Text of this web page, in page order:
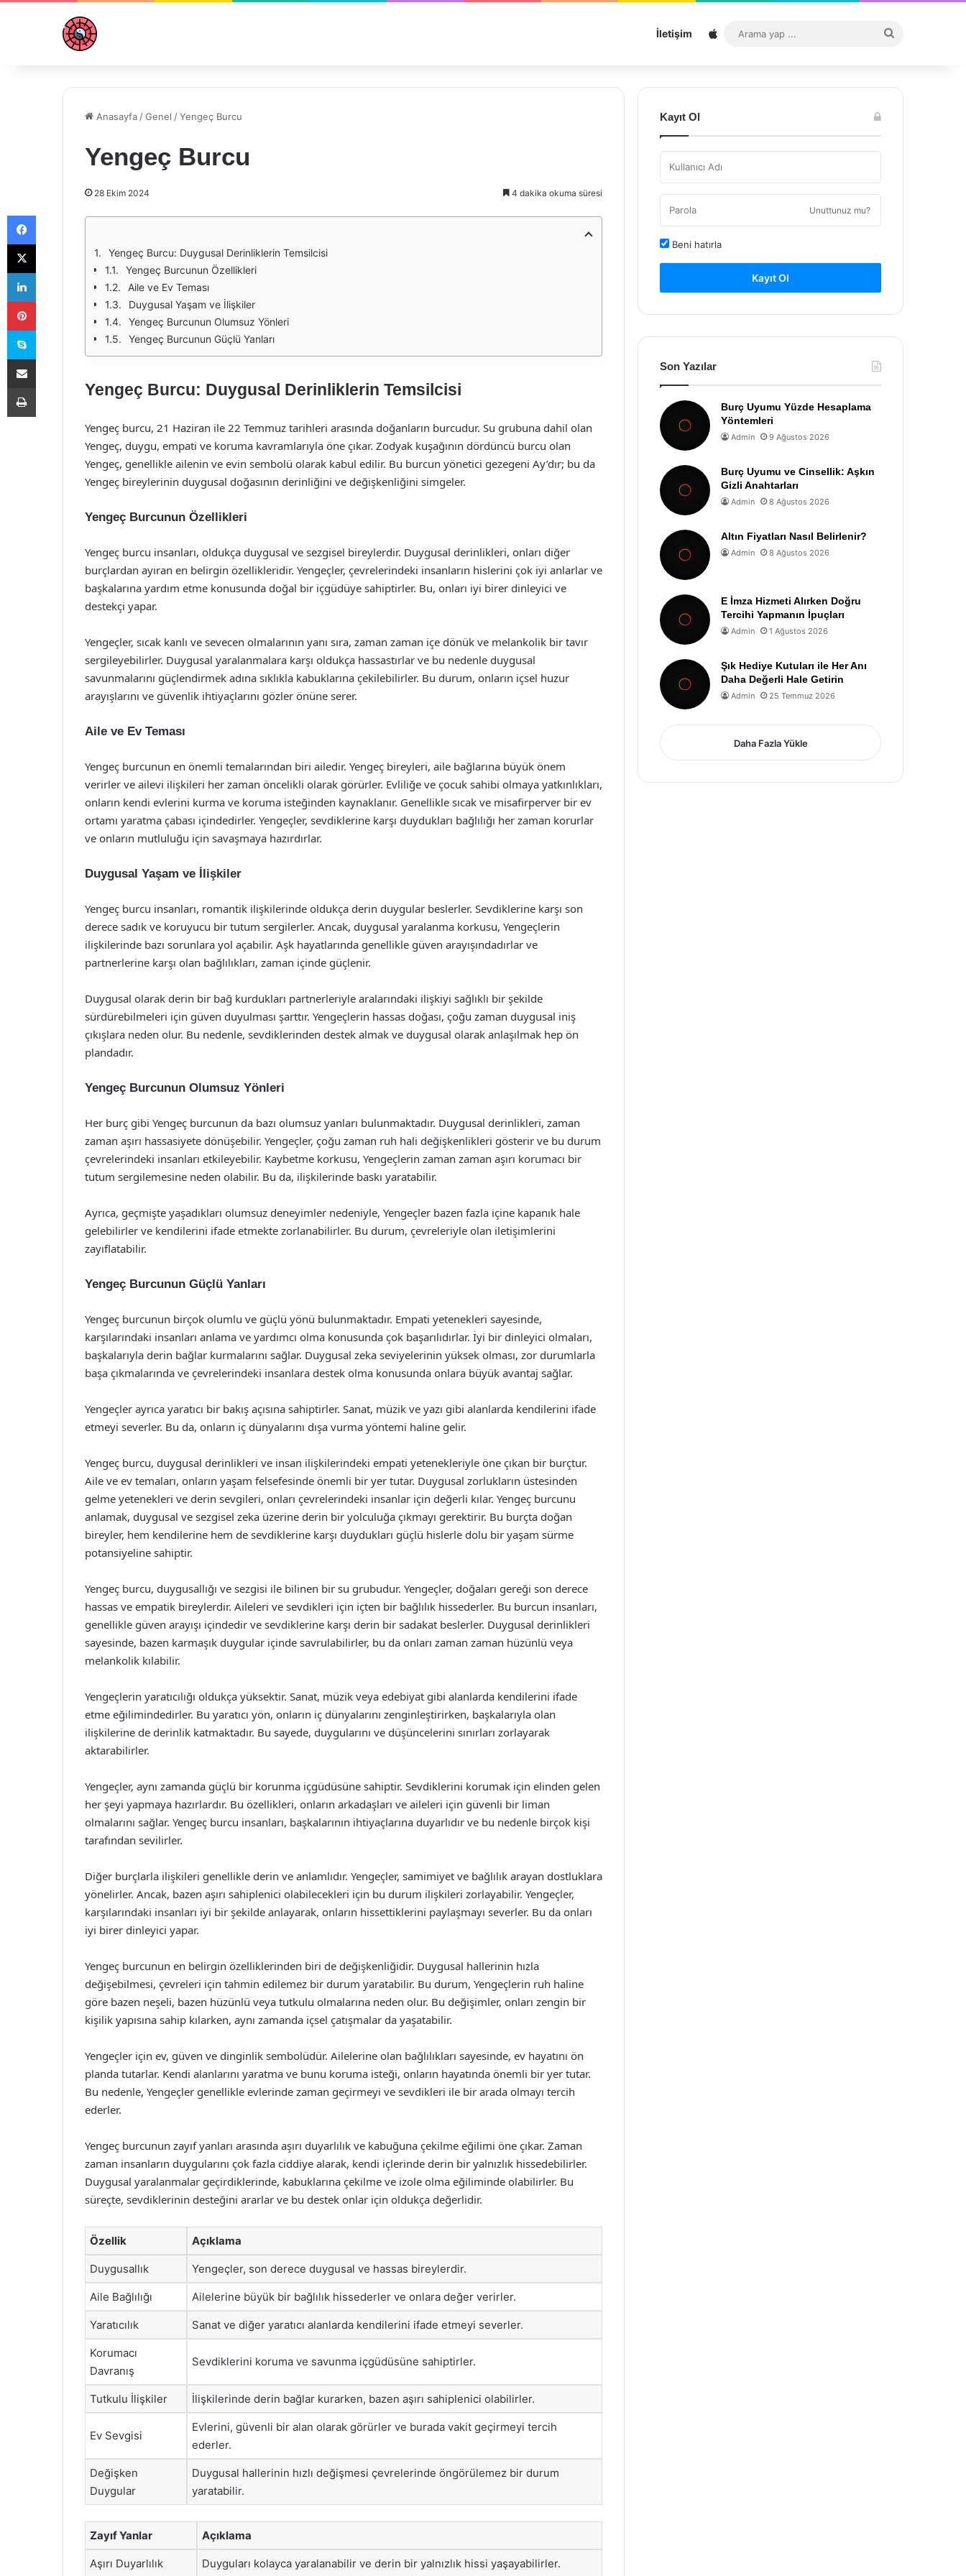
İletişim Sitemap
...
Anasayfa /Genel /Yengeç Burcu
Yengeç Burcu
28 Ekim 2024 4 dakika okuma süresi
Yengeç Burcu: Duygusal Derinliklerin Temsilcisi
Yengeç Burcunun Özellikleri
Aile ve Ev Teması
Duygusal Yaşam ve İlişkiler
Yengeç Burcunun Olumsuz Yönleri
Yengeç Burcunun Güçlü Yanları
Yengeç Burcu: Duygusal Derinliklerin Temsilcisi
Yengeç burcu, 21 Haziran ile 22 Temmuz tarihleri arasında doğanların burcudur. Su grubuna dahil olan
Yengeç, duygu, empati ve koruma kavramlarıyla öne çıkar. Zodyak kuşağının dördüncü burcu olan
Yengeç, genellikle ailenin ve evin sembolü olarak kabul edilir. Bu burcun yönetici gezegeni Ay’dır; bu da
Yengeç bireylerinin duygusal doğasının derinliğini ve değişkenliğini simgeler.
Yengeç Burcunun Özellikleri
Yengeç burcu insanları, oldukça duygusal ve sezgisel bireylerdir. Duygusal derinlikleri, onları diğer
burçlardan ayıran en belirgin özellikleridir. Yengeçler, çevrelerindeki insanların hislerini çok iyi anlarlar ve
başkalarına yardım etme konusunda doğal bir içgüdüye sahiptirler. Bu, onları iyi birer dinleyici ve
destekçi yapar.
Yengeçler, sıcak kanlı ve sevecen olmalarının yanı sıra, zaman zaman içe dönük ve melankolik bir tavır
sergileyebilirler. Duygusal yaralanmalara karşı oldukça hassastırlar ve bu nedenle duygusal
savunmalarını güçlendirmek adına sıklıkla kabuklarına çekilebilirler. Bu durum, onların içsel huzur
arayışlarını ve güvenlik ihtiyaçlarını gözler önüne serer.
Aile ve Ev Teması
Yengeç burcunun en önemli temalarından biri ailedir. Yengeç bireyleri, aile bağlarına büyük önem
verirler ve ailevi ilişkileri her zaman öncelikli olarak görürler. Evliliğe ve çocuk sahibi olmaya yatkınlıkları,
onların kendi evlerini kurma ve koruma isteğinden kaynaklanır. Genellikle sıcak ve misafirperver bir ev
ortamı yaratma çabası içindedirler. Yengeçler, sevdiklerine karşı duydukları bağlılığı her zaman korurlar
ve onların mutluluğu için savaşmaya hazırdırlar.
Duygusal Yaşam ve İlişkiler
Yengeç burcu insanları, romantik ilişkilerinde oldukça derin duygular beslerler. Sevdiklerine karşı son
derece sadık ve koruyucu bir tutum sergilerler. Ancak, duygusal yaralanma korkusu, Yengeçlerin
ilişkilerinde bazı sorunlara yol açabilir. Aşk hayatlarında genellikle güven arayışındadırlar ve
partnerlerine karşı olan bağlılıkları, zaman içinde güçlenir.
Duygusal olarak derin bir bağ kurdukları partnerleriyle aralarındaki ilişkiyi sağlıklı bir şekilde
sürdürebilmeleri için güven duyulması şarttır. Yengeçlerin hassas doğası, çoğu zaman duygusal iniş
çıkışlara neden olur. Bu nedenle, sevdiklerinden destek almak ve duygusal olarak anlaşılmak hep ön
plandadır.
Yengeç Burcunun Olumsuz Yönleri
Her burç gibi Yengeç burcunun da bazı olumsuz yanları bulunmaktadır. Duygusal derinlikleri, zaman
zaman aşırı hassasiyete dönüşebilir. Yengeçler, çoğu zaman ruh hali değişkenlikleri gösterir ve bu durum
çevrelerindeki insanları etkileyebilir. Kaybetme korkusu, Yengeçlerin zaman zaman aşırı korumacı bir
tutum sergilemesine neden olabilir. Bu da, ilişkilerinde baskı yaratabilir.
Ayrıca, geçmişte yaşadıkları olumsuz deneyimler nedeniyle, Yengeçler bazen fazla içine kapanık hale
gelebilirler ve kendilerini ifade etmekte zorlanabilirler. Bu durum, çevreleriyle olan iletişimlerini
zayıflatabilir.
Yengeç Burcunun Güçlü Yanları
Yengeç burcunun birçok olumlu ve güçlü yönü bulunmaktadır. Empati yetenekleri sayesinde,
karşılarındaki insanları anlama ve yardımcı olma konusunda çok başarılıdırlar. İyi bir dinleyici olmaları,
başkalarıyla derin bağlar kurmalarını sağlar. Duygusal zeka seviyelerinin yüksek olması, zor durumlarla
başa çıkmalarında ve çevrelerindeki insanlara destek olma konusunda onlara büyük avantaj sağlar.
Yengeçler ayrıca yaratıcı bir bakış açısına sahiptirler. Sanat, müzik ve yazı gibi alanlarda kendilerini ifade
etmeyi severler. Bu da, onların iç dünyalarını dışa vurma yöntemi haline gelir.
Yengeç burcu, duygusal derinlikleri ve insan ilişkilerindeki empati yetenekleriyle öne çıkan bir burçtur.
Aile ve ev temaları, onların yaşam felsefesinde önemli bir yer tutar. Duygusal zorlukların üstesinden
gelme yetenekleri ve derin sevgileri, onları çevrelerindeki insanlar için değerli kılar. Yengeç burcunu
anlamak, duygusal ve sezgisel zeka üzerine derin bir yolculuğa çıkmayı gerektirir. Bu burçta doğan
bireyler, hem kendilerine hem de sevdiklerine karşı duydukları güçlü hislerle dolu bir yaşam sürme
potansiyeline sahiptir.
Yengeç burcu, duygusallığı ve sezgisi ile bilinen bir su grubudur. Yengeçler, doğaları gereği son derece
hassas ve empatik bireylerdir. Aileleri ve sevdikleri için içten bir bağlılık hissederler. Bu burcun insanları,
genellikle güven arayışı içindedir ve sevdiklerine karşı derin bir sadakat beslerler. Duygusal derinlikleri
sayesinde, bazen karmaşık duygular içinde savrulabilirler, bu da onları zaman zaman hüzünlü veya
melankolik kılabilir.
Yengeçlerin yaratıcılığı oldukça yüksektir. Sanat, müzik veya edebiyat gibi alanlarda kendilerini ifade
etme eğilimindedirler. Bu yaratıcı yön, onların iç dünyalarını zenginleştirirken, başkalarıyla olan
ilişkilerine de derinlik katmaktadır. Bu sayede, duygularını ve düşüncelerini sınırları zorlayarak
aktarabilirler.
Yengeçler, aynı zamanda güçlü bir korunma içgüdüsüne sahiptir. Sevdiklerini korumak için elinden gelen
her şeyi yapmaya hazırlardır. Bu özellikleri, onların arkadaşları ve aileleri için güvenli bir liman
olmalarını sağlar. Yengeç burcu insanları, başkalarının ihtiyaçlarına duyarlıdır ve bu nedenle birçok kişi
tarafından sevilirler.
Diğer burçlarla ilişkileri genellikle derin ve anlamlıdır. Yengeçler, samimiyet ve bağlılık arayan dostluklara
yönelirler. Ancak, bazen aşırı sahiplenici olabilecekleri için bu durum ilişkileri zorlayabilir. Yengeçler,
karşılarındaki insanları iyi bir şekilde anlayarak, onların hissettiklerini paylaşmayı severler. Bu da onları
iyi birer dinleyici yapar.
Yengeç burcunun en belirgin özelliklerinden biri de değişkenliğidir. Duygusal hallerinin hızla
değişebilmesi, çevreleri için tahmin edilemez bir durum yaratabilir. Bu durum, Yengeçlerin ruh haline
göre bazen neşeli, bazen hüzünlü veya tutkulu olmalarına neden olur. Bu değişimler, onları zengin bir
kişilik yapısına sahip kılarken, aynı zamanda içsel çatışmalar da yaşatabilir.
Yengeçler için ev, güven ve dinginlik sembolüdür. Ailelerine olan bağlılıkları sayesinde, ev hayatını ön
planda tutarlar. Kendi alanlarını yaratma ve bunu koruma isteği, onların hayatında önemli bir yer tutar.
Bu nedenle, Yengeçler genellikle evlerinde zaman geçirmeyi ve sevdikleri ile bir arada olmayı tercih
ederler.
Yengeç burcunun zayıf yanları arasında aşırı duyarlılık ve kabuğuna çekilme eğilimi öne çıkar. Zaman
zaman insanların duygularını çok fazla ciddiye alarak, kendi içlerinde derin bir yalnızlık hissedebilirler.
Duygusal yaralanmalar geçirdiklerinde, kabuklarına çekilme ve izole olma eğiliminde olabilirler. Bu
süreçte, sevdiklerinin desteğini ararlar ve bu destek onlar için oldukça değerlidir.
Özellik Açıklama
Duygusallık Yengeçler, son derece duygusal ve hassas bireylerdir.
Aile Bağlılığı Ailelerine büyük bir bağlılık hissederler ve onlara değer verirler.
Yaratıcılık Sanat ve diğer yaratıcı alanlarda kendilerini ifade etmeyi severler.
Korumacı
Davranış
Sevdiklerini koruma ve savunma içgüdüsüne sahiptirler.
Tutkulu İlişkiler İlişkilerinde derin bağlar kurarken, bazen aşırı sahiplenici olabilirler.
Ev Sevgisi
Evlerini, güvenli bir alan olarak görürler ve burada vakit geçirmeyi tercih
ederler.
Değişken
Duygular
Duygusal hallerinin hızlı değişmesi çevrelerinde öngörülemez bir durum
yaratabilir.
Zayıf Yanlar Açıklama
Aşırı Duyarlılık Duyguları kolayca yaralanabilir ve derin bir yalnızlık hissi yaşayabilirler.
Kayıt Ol
Unuttunuz mu?
Beni hatırla
Kayıt Ol
Son Yazılar
Burç Uyumu Yüzde Hesaplama
Yöntemleri
Admin 9 Ağustos 2026
Burç Uyumu ve Cinsellik: Aşkın
Gizli Anahtarları
Admin 8 Ağustos 2026
Altın Fiyatları Nasıl Belirlenir?
Admin 8 Ağustos 2026
E İmza Hizmeti Alırken Doğru
Tercihi Yapmanın İpuçları
Admin 1 Ağustos 2026
Şık Hediye Kutuları ile Her Anı
Daha Değerli Hale Getirin
Admin 25 Temmuz 2026
Daha Fazla Yükle
Facebook
X
LinkedIn
Pinterest
Skype
E-Posta ile paylaş